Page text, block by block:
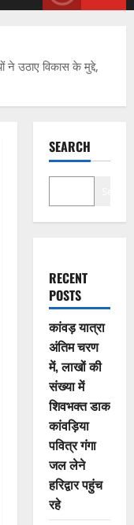
ने उठाए विकास के मुद्दे,
SEARCH
RECENT
POSTS
कांवड़ यात्रा
अंतिम चरण
में, लाखों की
संख्या में
शिवभक्त डाक
कांवड़िया
पवित्र गंगा
जल लेने
हरिद्वार पहुंच
रहे